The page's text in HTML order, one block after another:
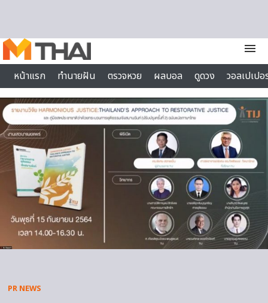
menu
หน้าแรก
ทำนายฝัน ตรวจหวย ผลบอล ดูดวง
วอลเปเป
ไลฟ์สไตล์
PR NEWS